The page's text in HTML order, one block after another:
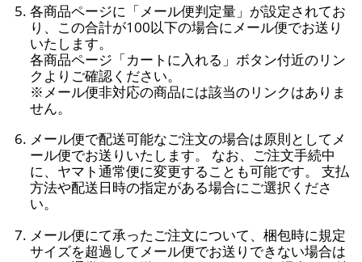
各商品ページに「メール便判定量」が設定されてお
り、この合計が100以下の場合にメール便でお送り
いたします。
各商品ページ「カートに入れる」ボタン付近のリン
クよりご確認ください。
※メール便非対応の商品には該当のリンクはありま
せん。
メール便で配送可能なご注文の場合は原則としてメ
ール便でお送りいたします。 なお、ご注文手続中
に、ヤマト通常便に変更することも可能です。 支払
方法や配送日時の指定がある場合にご選択くださ
い。
メール便にて承ったご注文について、梱包時に規定
サイズを超過してメール便でお送りできない場合は